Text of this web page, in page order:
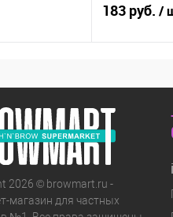
183 руб. /
2026 © browmart.ru -
магазин для частных